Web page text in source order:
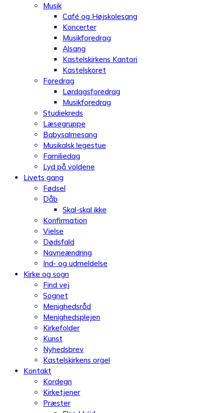
Musik
Café og Højskolesang
Koncerter
Musikforedrag
Alsang
Kastelskirkens Kantori
Kastelskoret
Foredrag
Lørdagsforedrag
Musikforedrag
Studiekreds
Læsegruppe
Babysalmesang
Musikalsk legestue
Familiedag
Lyd på voldene
Livets gang
Fødsel
Dåb
Skal-skal ikke
Konfirmation
Vielse
Dødsfald
Navneændring
Ind- og udmeldelse
Kirke og sogn
Find vej
Sognet
Menighedsråd
Menighedsplejen
Kirkefolder
Kunst
Nyhedsbrev
Kastelskirkens orgel
Kontakt
Kordegn
Kirketjener
Præster